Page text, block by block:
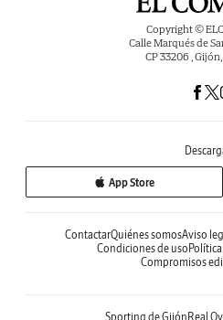
Copyright ©
Calle Marqués de
CP 33206 ,
App Store
ContactarQuiénes somosAviso
Condiciones de uso
Compromisos
Sporting de Gijón Real